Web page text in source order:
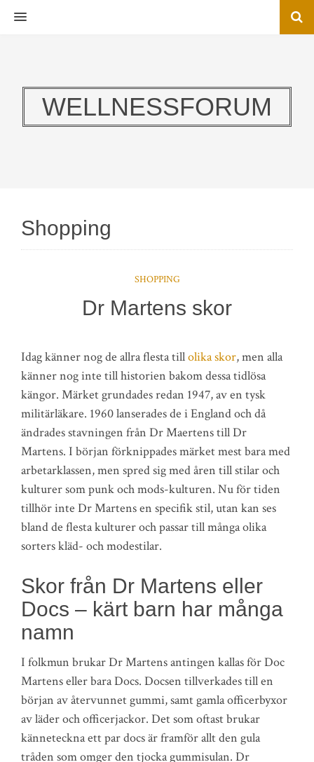
MENU
WELLNESSFORUM
Shopping
SHOPPING
Dr Martens skor
Idag känner nog de allra flesta tillolika skor, men alla
känner nog inte till historien bakom dessa tidlösa
kängor. Märket grundades redan 1947, av en tysk
militärläkare. 1960 lanserades de i England och då
ändrades stavningen från Dr Maertens till Dr
Martens. I början förknippades märket mest bara med
arbetarklassen, men spred sig med åren till stilar och
kulturer som punk och mods-kulturen. Nu för tiden
tillhör inte Dr Martens en specifik stil, utan kan ses
bland de flesta kulturer och passar till många olika
sorters kläd- och modestilar.
Skor från Dr Martens eller
Docs – kärt barn har många
namn
I folkmun brukar Dr Martens antingen kallas för Doc
Martens eller bara Docs. Docsen tillverkades till en
början av återvunnet gummi, samt gamla officerbyxor
av läder och officerjackor. Det som oftast brukar
känneteckna ett par docs är framför allt den gula
tråden som omger den tjocka gummisulan. Dr